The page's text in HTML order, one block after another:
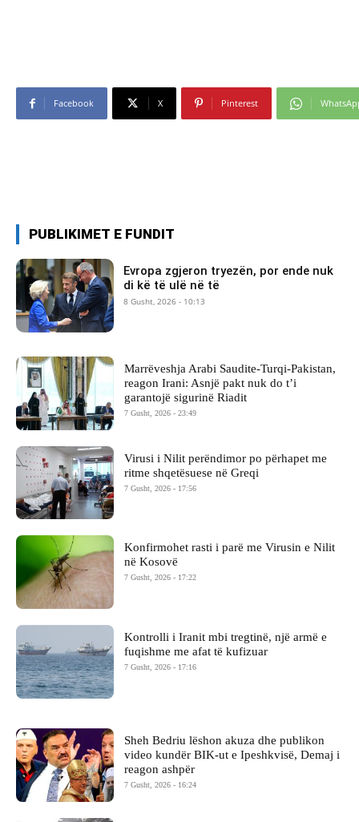
Facebook X Pinterest
PUBLIKIMET E FUNDIT
Evropa zgjeron tryezën, por ende nuk
di kë të ulë në të
8 Gusht, 2026 - 10:13
Marrëveshja Arabi Saudite-Turqi-Pakistan,
reagon Irani: Asnjë pakt nuk do t’i
garantojë sigurinë Riadit
7 Gusht, 2026 - 23:49
Virusi i Nilit perëndimor po përhapet me
ritme shqetësuese në Greqi
7 Gusht, 2026 - 17:56
Konfirmohet rasti i parë me Virusin e Nilit
në Kosovë
7 Gusht, 2026 - 17:22
Kontrolli i Iranit mbi tregtinë, një armë e
fuqishme me afat të kufizuar
7 Gusht, 2026 - 17:16
Sheh Bedriu lëshon akuza dhe publikon
video kundër BIK-ut e Ipeshkvisë, Demaj i
reagon ashpër
7 Gusht, 2026 - 16:24